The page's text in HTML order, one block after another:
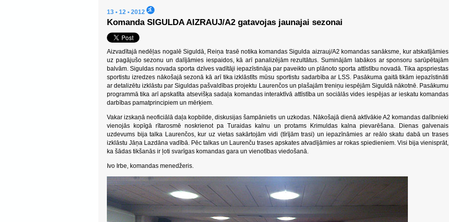
13 • 12 • 2012
Komanda SIGULDA AIZRAUJ/A2 gatavojas jaunajai sezonai
Aizvadītajā nedēļas nogalē Siguldā, Reiņa trasē notika komandas Sigulda aizrauj/A2 komandas sanāksme, kur atskatījāmies
uz pagājušo sezonu un dalījāmies iespaidos, kā arī panalizējām rezultātus. Suminājām labākos ar sponsoru sarūpētajām
balvām. Siguldas novada sporta dzīves vadītāji iepazīstināja par paveikto un plānoto sporta attīstību novadā. Tika apspriestas
sportistu izredzes nākošajā sezonā kā arī tika izklāstīts mūsu sportistu sadarbība ar LSS. Pasākuma gaitā tikām iepazīstināti
ar detalizētu izklāstu par Siguldas pašvaldības projektu Laurenčos un plašajām treniņu iespējām Siguldā nākotnē. Pasākumu
programmā tika arī apskatīta atsevišķa sadaļa komandas interaktīvā attīstība un sociālās vides iespējas ar ieskatu komandas
darbības pamatprincipiem un mērķiem.
Vakar izskaņā neoficiālā daļa kopbilde, diskusijas šampānietis un uzkodas. Nākošajā dienā aktīvākie A2 komandas dalībnieki
vienojās kopīgā rītarosmē noskrienot pa Turaidas kalnu un protams Krimuldas kalna pievarēšana. Dienas galvenais
uzdevums bija talka Laurenčos, kur uz vietas sakārtojām vidi (tīrījām trasi) un iepazīnāmies ar reālo skatu dabā un trases
izklāstu Jāņa Lazdāna vadībā. Pēc talkas un Laurenču trases apskates atvadījāmies ar rokas spiedieniem. Visi bija vienisprāt,
ka šādas tikšanās ir ļoti svarīgas komandas gara un vienotības viedošanā.
Ivo Irbe, komandas menedžeris.